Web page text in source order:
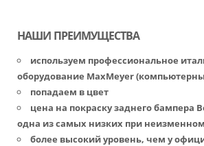
НАШИ ПРЕИМУЩЕСТВА
используем профессиональное
оборудование MaxMeyer
попадаем в цвет
цена на покраску заднего бампера
одна из самых низких при
более высокий уровень, чем у